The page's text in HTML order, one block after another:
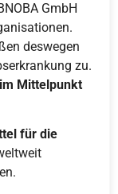
GmbH
deswegen
zu.
Mittelpunkt
für die